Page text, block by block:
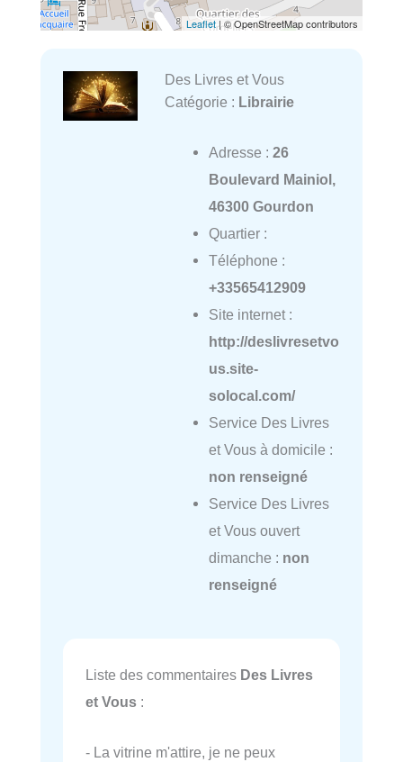
Leaflet| © OpenStreetMap contributors
Des Livres et Vous
Catégorie : Librairie
Adresse : 26
Boulevard Mainiol,
46300 Gourdon
Quartier :
Téléphone :
+33565412909
Site internet :
http://deslivresetvo
us.site-
solocal.com/
Service Des Livres
et Vous à domicile :
non renseigné
Service Des Livres
et Vous ouvert
dimanche : non
renseigné
Liste des commentaires Des Livres
et Vous :
- La vitrine m'attire, je ne peux